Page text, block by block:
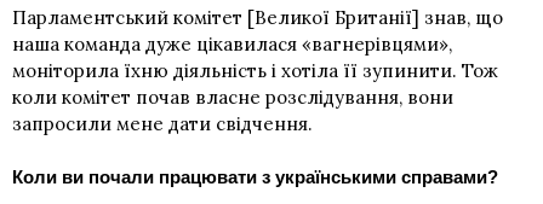
Парламентський комітет [Великої Британії] знав, що
наша команда дуже цікавилася «вагнерівцями»,
моніторила їхню діяльність і хотіла її зупинити. Тож
коли комітет почав власне розслідування, вони
запросили мене дати свідчення.
Коли ви почали працювати з українськими справами?